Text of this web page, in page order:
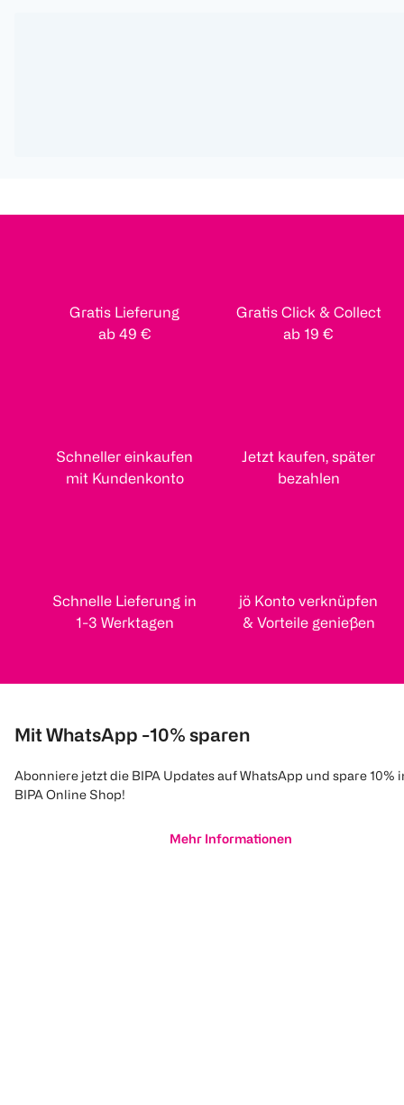
Gratis Lieferung
ab 49 €
Gratis Click & Collect
ab 19 €
Schneller einkaufen
mit Kundenkonto
Jetzt kaufen, später
bezahlen
Schnelle Lieferung in
1-3 Werktagen
jö Konto verknüpfen
& Vorteile genießen
Mit WhatsApp -10% sparen
Abonniere jetzt die BIPA Updates auf WhatsApp und spare 10%
BIPA Online Shop!
Mehr Informationen